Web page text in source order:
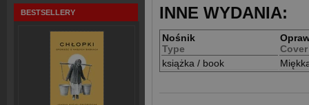
BESTSELLERY INNE WYDANIA:
Nośnik
Type
Cover
książka / book